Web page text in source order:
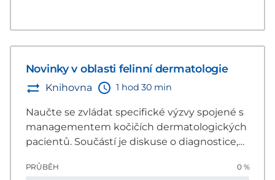
Novinky v oblasti felinní dermatologie
Knihovna 1 hod 30 min
Naučte se zvládat specifické výzvy spojené s
managementem kočičích dermatologických
pacientů. Součástí je diskuse o diagnostice,
budování důvěry s klientem i pacientem,
PRŮBĚH 0 %